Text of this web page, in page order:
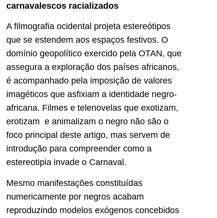
carnavalescos racializados
A filmografia ocidental projeta estereótipos
que se estendem aos espaços festivos. O
domínio geopolítico exercido pela OTAN, que
assegura a exploração dos países africanos,
é acompanhado pela imposição de valores
imagéticos que asfixiam a identidade negro-
africana. Filmes e telenovelas que exotizam,
erotizam e animalizam o negro não são o
foco principal deste artigo, mas servem de
introdução para compreender como a
estereotipia invade o Carnaval.
Mesmo manifestações constituídas
numericamente por negros acabam
reproduzindo modelos exógenos concebidos